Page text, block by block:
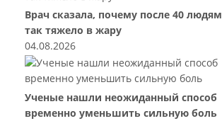
Врач сказала, почему после 40 людям
так тяжело в жару
04.08.2026
Ученые нашли неожиданный способ
временно уменьшить сильную боль